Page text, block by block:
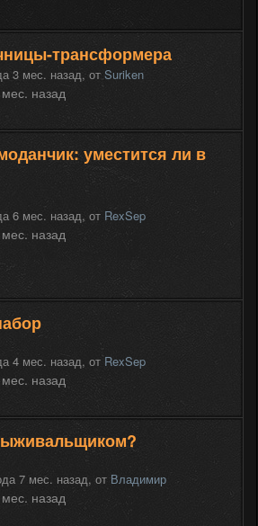
трансформера
3 мес. назад, отSuriken
назад
уместится ли в
6 мес. назад, от RexSep
назад
4 мес. назад, отRexSep
назад
7 мес. назад, от Владимир
назад